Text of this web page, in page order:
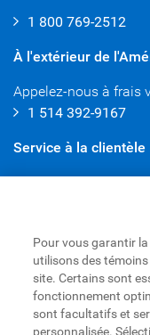
1 800 769-2512
À l'extérieur de
Appelez-nous à frais
1 514 392-9167
Service à la clientèle
Contactez le
Télécharger l'appli
Android
iPhone
Pour vous garantir
utilisons des
site. Certains sont
fonctionnement
sont facultatifs et
personnalisée.